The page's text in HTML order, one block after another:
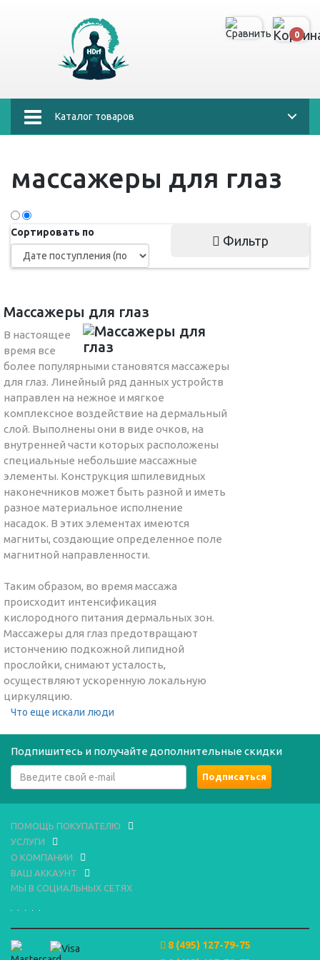
0
Каталог товаров
массажеры для глаз
Сортировать по
Фильтр
Массажеры для глаз
В настоящее
время все
более популярными становятся массажеры
для глаз. Линейный ряд данных устройств
направлен на нежное и мягкое
комплексное воздействие на дермальный
слой. Выполнены они в виде очков, на
внутренней части которых расположены
специальные небольшие массажные
элементы. Конструкция шпилевидных
наконечников может быть разной и иметь
разное материальное исполнение
насадок. В этих элементах имеются
магниты, создающие определенное поле
магнитной направленности.
Таким образом, во время массажа
происходит интенсификация
кислородного питания дермальных зон.
Массажеры для глаз предотвращают
истончению подкожной липидной
прослойки, снимают усталость,
осуществляют ускоренную локальную
циркуляцию.
Что еще искали люди
Подпишитесь и получайте дополнительные скидки
ПОМОЩЬ ПОКУПАТЕЛЮ
УСЛУГИ
О КОМПАНИИ
ВАШ АККАУНТ
МЫ В СОЦИАЛЬНЫХ СЕТЯХ
8 (495) 127-79-75